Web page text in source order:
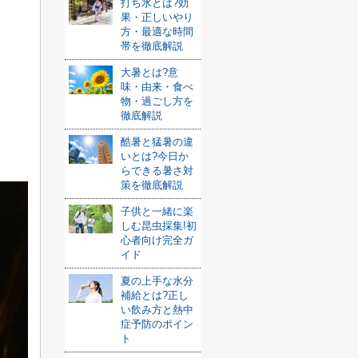
打ち水とは?効
果・正しいやり
方・最適な時間
帯を徹底解説
大暑とは?意
味・由来・食べ
物・過ごし方を
徹底解説
酷暑と猛暑の違
いとは?今日か
らできる暑さ対
策を徹底解説
子供と一緒に楽
しむ昆虫採集!初
心者向け完全ガ
イド
夏の上手な水分
補給とは?正し
い飲み方と熱中
症予防のポイン
ト